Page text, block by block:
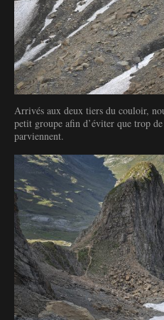
Arrivés aux deux tiers du couloir,
petit groupe afin d’éviter que trop
parviennent.